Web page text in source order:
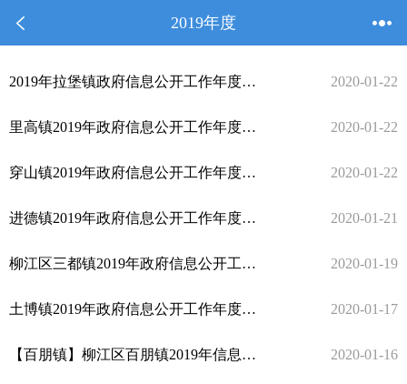
2019年度
2019年拉堡镇政府信息公开工作年度报告 2020-01-22
里高镇2019年政府信息公开工作年度报告 2020-01-22
穿山镇2019年政府信息公开工作年度报告 2020-01-22
进德镇2019年政府信息公开工作年度报告 2020-01-21
柳江区三都镇2019年政府信息公开工作年度报告 2020-01-19
土博镇2019年政府信息公开工作年度报告 2020-01-17
【百朋镇】柳江区百朋镇2019年信息公开工作年度报告 2020-01-16